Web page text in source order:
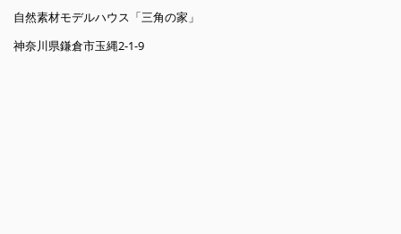
自然素材モデルハウス「三角の家」
神奈川県鎌倉市玉縄2-1-9